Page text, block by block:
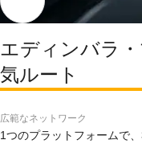
エディンバラ
気ルート
広範なネットワーク
1つのプラットフォームで